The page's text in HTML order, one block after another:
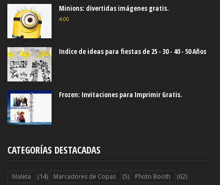
Minions: divertidas imágenes gratis.
4:00
Indice de ideas para fiestas de 25 - 30 - 40 - 50 Años
Frozen: Invitaciones para Imprimir Gratis.
CATEGORÍAS DESTACADAS
Maleta (14) Marcadores de Copas (5) Photo Booth (62)